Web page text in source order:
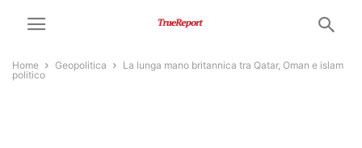
Home Geopolitica
La lunga mano britannica tra Qatar, Oman e islam
politico